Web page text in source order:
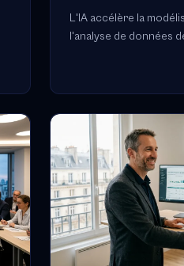
L'IA accélère la
l'analyse de données